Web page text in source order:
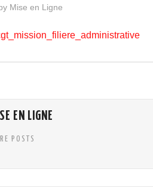
Mise en Ligne
EN LIGNE
POSTS